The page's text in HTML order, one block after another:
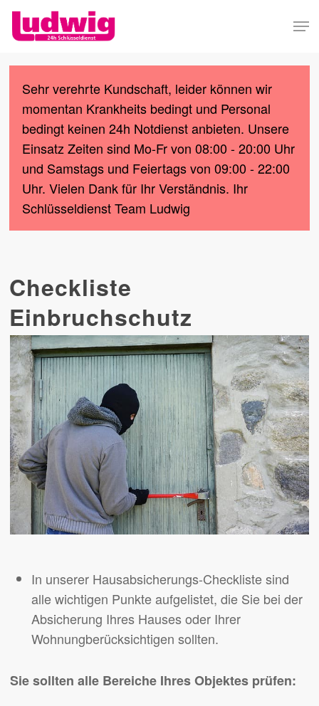
Skip
content
Sehr verehrte Kundschaft, leider können wir
momentan Krankheits bedingt und Personal
bedingt keinen 24h Notdienst anbieten. Unsere
Einsatz Zeiten sind Mo-Fr von 08:00 - 20:00 Uhr
und Samstags und Feiertags von 09:00 - 22:00
Uhr. Vielen Dank für Ihr Verständnis. Ihr
Schlüsseldienst Team Ludwig
Checkliste
Einbruchschutz
In unserer Hausabsicherungs-Checkliste sind
alle wichtigen Punkte aufgelistet, die Sie bei der
Absicherung Ihres Hauses oder Ihrer
Wohnungberücksichtigen sollten.
Sie sollten alle Bereiche Ihres Objektes prüfen:
Menu